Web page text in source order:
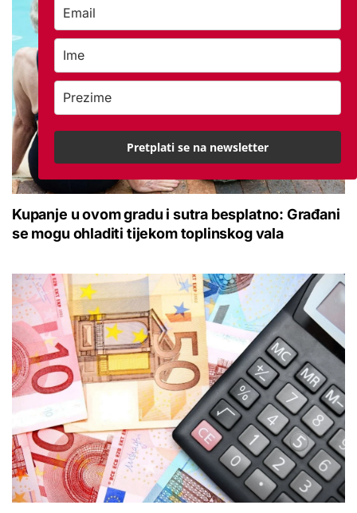
Kupanje u ovom gradu i sutra besplatno: Građani
se mogu ohladiti tijekom toplinskog vala
Pretplati se na newsletter